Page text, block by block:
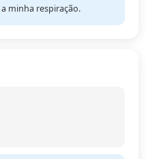
minha respiração.